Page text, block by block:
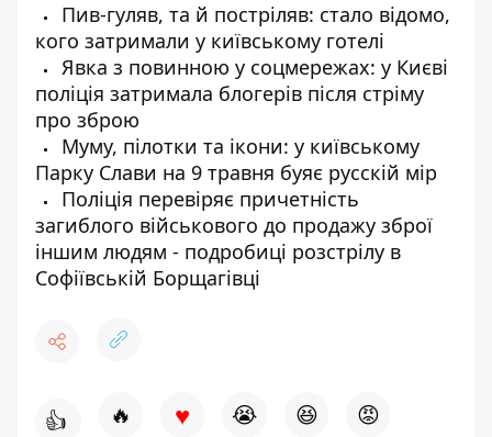
Пив-гуляв, та й постріляв: стало відомо,
кого затримали у київському готелі
Явка з повинною у соцмережах: у Києві
поліція затримала блогерів після стріму
про зброю
Муму, пілотки та ікони: у київському
Парку Слави на 9 травня буяє русскій мір
Поліція перевіряє причетність
загиблого військового до продажу зброї
іншим людям - подробиці розстрілу в
Софіївській Борщагівці
👍 🔥 ♥ 😭 😆 😡